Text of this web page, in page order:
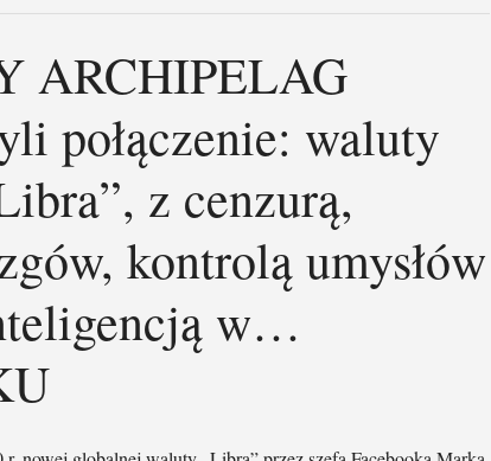
ARCHIPELAG
połączenie: waluty
z cenzurą,
kontrolą umysłów
w…